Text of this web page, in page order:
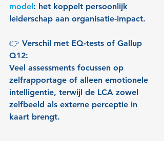
model : het koppelt persoonlijk
leiderschap aan organisatie-impact.
👉 Verschil met EQ-tests of Gallup
Q12:
Veel assessments focussen op
zelfrapportage of alleen emotionele
intelligentie, terwijl de LCA zowel
zelfbeeld als externe perceptie in
kaart brengt.